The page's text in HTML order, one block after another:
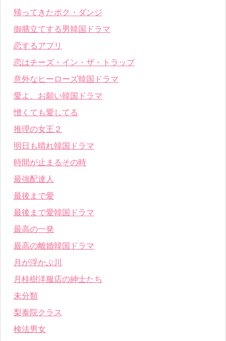
帰ってきたポク・ダンジ
御膳立てする男韓国ドラマ
恋するアプリ
恋はチーズ・イン・ザ・トラップ
意外なヒーローズ韓国ドラマ
愛よ、お願い韓国ドラマ
憎くても愛してる
推理の女王２
明日も晴れ韓国ドラマ
時間が止まるその時
最強配達人
最後まで愛
最後まで愛韓国ドラマ
最高の一発
最高の離婚韓国ドラマ
月が浮かぶ川
月桂樹洋服店の紳士たち
未分類
梨泰院クラス
検法男女